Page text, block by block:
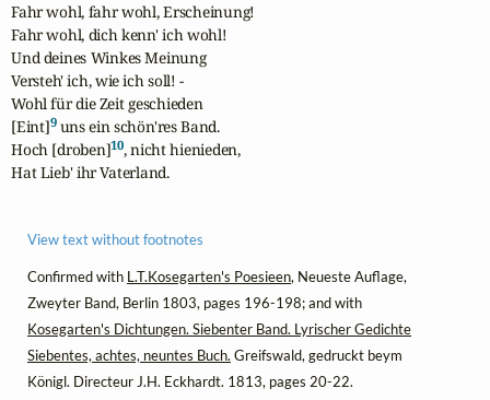
Fahr wohl, fahr wohl, Erscheinung!
Fahr wohl, dich kenn' ich wohl!
Und deines Winkes Meinung
Versteh' ich, wie ich soll! -
Wohl für die Zeit geschieden
[Eint]9 uns ein schön'res Band.
Hoch [droben]10, nicht hienieden,
Hat Lieb' ihr Vaterland.
View text without footnotes
Confirmed with L.T.Kosegarten's Poesieen, Neueste Auflage,
Zweyter Band, Berlin 1803, pages 196-198; and with
Kosegarten's Dichtungen. Siebenter Band. Lyrischer Gedichte
Siebentes, achtes, neuntes Buch. Greifswald, gedruckt beym
Königl. Directeur J.H. Eckhardt. 1813, pages 20-22.